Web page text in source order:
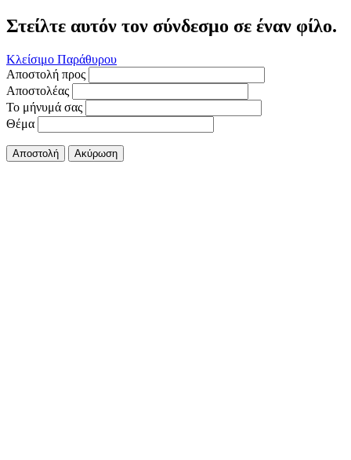
Στείλτε αυτόν τον σύνδεσμο σε έναν φίλο.
Κλείσιμο Παράθυρου
Αποστολή προς
Αποστολέας
Το μήνυμά σας
Θέμα
Αποστολή Ακύρωση